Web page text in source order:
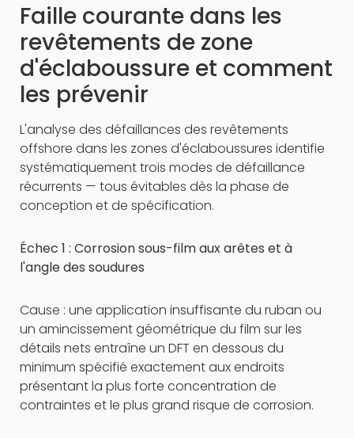
Faille courante dans les
revêtements de zone
d'éclaboussure et comment
les prévenir
L'analyse des défaillances des revêtements
offshore dans les zones d'éclaboussures identifie
systématiquement trois modes de défaillance
récurrents — tous évitables dès la phase de
conception et de spécification.
Échec 1 : Corrosion sous-film aux arêtes et à
l'angle des soudures
Cause : une application insuffisante du ruban ou
un amincissement géométrique du film sur les
détails nets entraîne un DFT en dessous du
minimum spécifié exactement aux endroits
présentant la plus forte concentration de
contraintes et le plus grand risque de corrosion.